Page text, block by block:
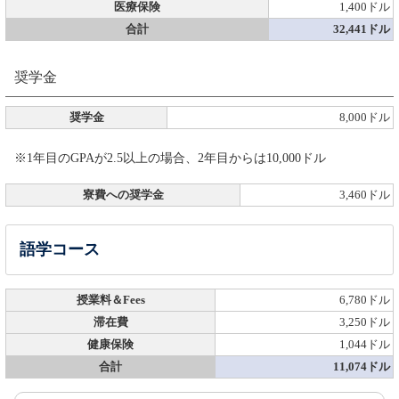
医療保険
1,400ドル
合計
32,441ドル
奨学金
奨学金 8,000ドル
※1年目のGPAが2.5以上の場合、2年目からは10,000ドル
寮費への奨学金 3,460ドル
語学コース
授業料＆Fees
6,780ドル
滞在費
3,250ドル
健康保険
1,044ドル
合計
11,074ドル